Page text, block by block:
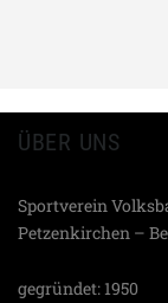
ÜBER UNS
Sportverein
Petzenkirchen –
gegründet: 1950